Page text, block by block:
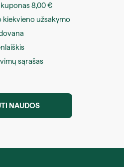
8,00 €
kiekvieno užsakymo
sąrašas
NAUDOS